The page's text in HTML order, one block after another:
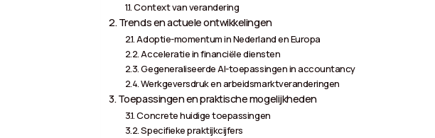
Context van verandering
Trends en actuele ontwikkelingen
Adoptie-momentum in Nederland en Europa
Acceleratie in financiële diensten
Gegeneraliseerde AI-toepassingen in accountancy
Werkgeversdruk en arbeidsmarktveranderingen
Toepassingen en praktische mogelijkheden
Concrete huidige toepassingen
Specifieke praktijkcijfers